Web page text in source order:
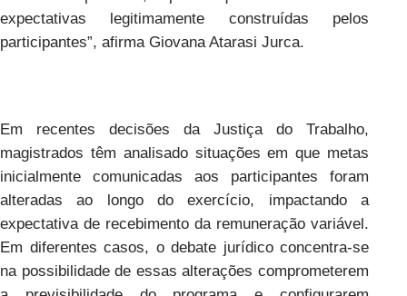
expectativas legitimamente construídas pelos
participantes”, afirma Giovana Atarasi Jurca.
Em recentes decisões da Justiça do Trabalho,
magistrados têm analisado situações em que metas
inicialmente comunicadas aos participantes foram
alteradas ao longo do exercício, impactando a
expectativa de recebimento da remuneração variável.
Em diferentes casos, o debate jurídico concentra-se
na possibilidade de essas alterações comprometerem